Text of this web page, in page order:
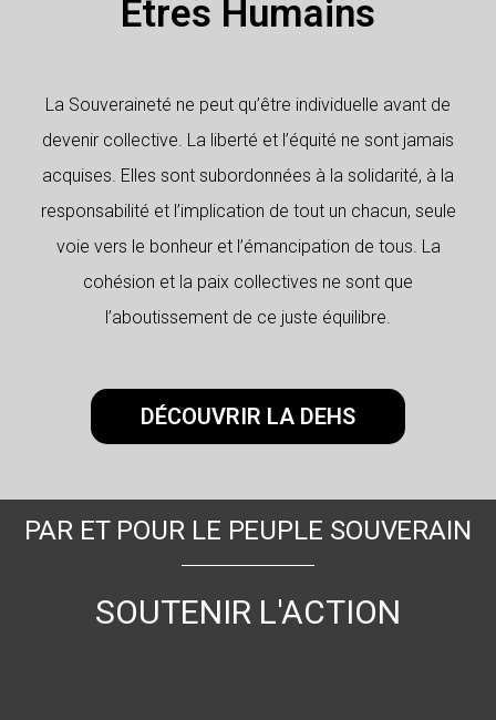
Êtres Humains
La Souveraineté ne peut qu’être individuelle avant de
devenir collective. La liberté et l’équité ne sont jamais
acquises. Elles sont subordonnées à la solidarité, à la
responsabilité et l’implication de tout un chacun, seule
voie vers le bonheur et l’émancipation de tous. La
cohésion et la paix collectives ne sont que
l’aboutissement de ce juste équilibre.
DÉCOUVRIR LA DEHS
PAR ET POUR LE PEUPLE SOUVERAIN
SOUTENIR L'ACTION